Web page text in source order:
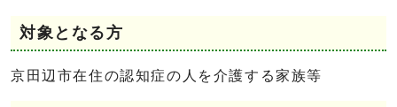
対象となる方
京田辺市在住の認知症の人を介護する家族等